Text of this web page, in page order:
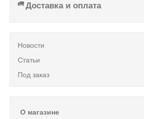
Доставка и оплата
Новости
Статьи
Под заказ
О магазине